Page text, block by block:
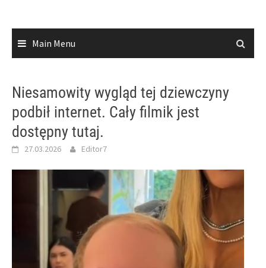
Main Menu
Niesamowity wygląd tej dziewczyny
podbił internet. Cały filmik jest
dostępny tutaj.
27.03.2026 Editor7